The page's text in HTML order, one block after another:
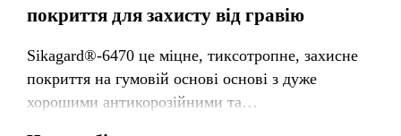
покриття для захисту від гравію
Sikagard®-6470 це міцне, тиксотропне, захисне
покриття на гумовій основі основі з дуже
хорошими антикорозійними та